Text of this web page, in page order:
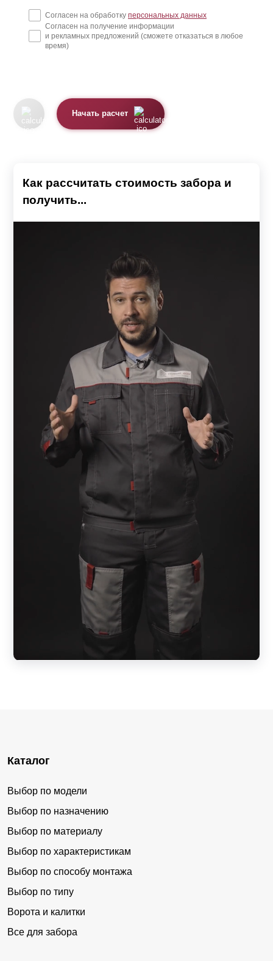
Согласен на обработку персональных данных
Согласен на получение информации
и рекламных предложений (сможете отказаться в любое
время)
Начать расчет
Как рассчитать стоимость забора и
получить...
Каталог
Выбор по модели
Выбор по назначению
Выбор по материалу
Выбор по характеристикам
Выбор по способу монтажа
Выбор по типу
Ворота и калитки
Все для забора